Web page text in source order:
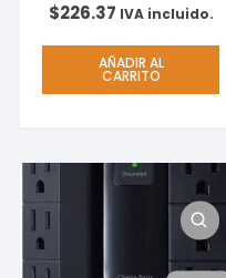
$226.37 IVA incluido.
AÑADIR AL
CARRITO